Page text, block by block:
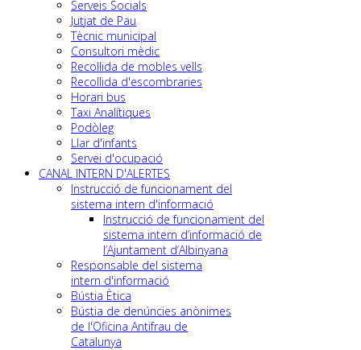
Serveis Socials
Jutjat de Pau
Tècnic municipal
Consultori mèdic
Recollida de mobles vells
Recollida d'escombraries
Horari bus
Taxi Analítiques
Podòleg
Llar d'infants
Servei d'ocupació
CANAL INTERN D'ALERTES
Instrucció de funcionament del
sistema intern d'informació
Instrucció de funcionament del
sistema intern d’informació de
l’Ajuntament d’Albinyana
Responsable del sistema
intern d'informació
Bústia Ètica
Bústia de denúncies anònimes
de l'Oficina Antifrau de
Catalunya